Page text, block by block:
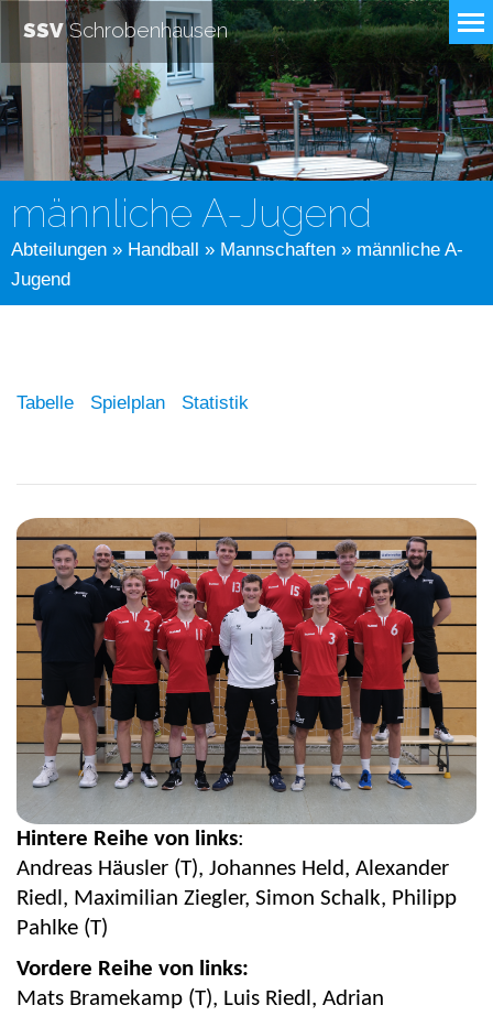
SSVSchrobenhausen
männliche A-Jugend
Abteilungen » Handball » Mannschaften » männliche A-
Jugend
Tabelle Spielplan Statistik
Hintere Reihe von links:
Andreas Häusler (T), Johannes Held, Alexander
Riedl, Maximilian Ziegler, Simon Schalk, Philipp
Pahlke (T)
Vordere Reihe von links:
Mats Bramekamp (T), Luis Riedl, Adrian